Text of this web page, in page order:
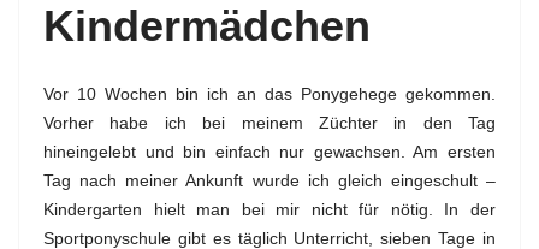
Kindermädchen
Vor 10 Wochen bin ich an das Ponygehege gekommen.
Vorher habe ich bei meinem Züchter in den Tag
hineingelebt und bin einfach nur gewachsen. Am ersten
Tag nach meiner Ankunft wurde ich gleich eingeschult –
Kindergarten hielt man bei mir nicht für nötig. In der
Sportponyschule gibt es täglich Unterricht, sieben Tage in